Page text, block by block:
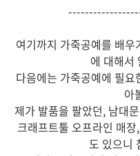
여기까지 가죽공예를 배
에 대해서
다음에는 가죽공예에 필
아
제가 발품을 팔았던, 남대
크래프트툴 오프라인 매
도 있으니